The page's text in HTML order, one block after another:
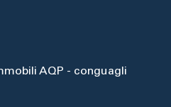
AQP - conguagli